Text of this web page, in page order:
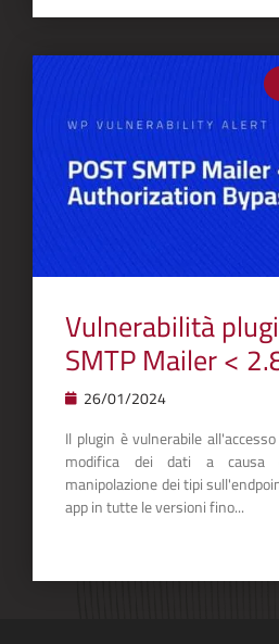
Vulnerabilità
SMTP Mailer <
26/01/2024
Il plugin è vulnerabile
modifica dei dati a
manipolazione dei tipi
app in tutte le versioni fino...